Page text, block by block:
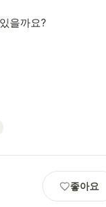
을까요?
좋아요